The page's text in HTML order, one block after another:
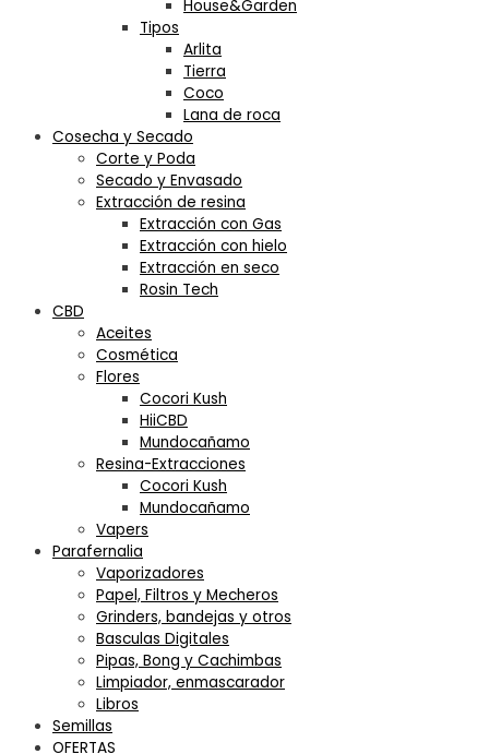
House&Garden
Tipos
Arlita
Tierra
Coco
Lana de roca
Cosecha y Secado
Corte y Poda
Secado y Envasado
Extracción de resina
Extracción con Gas
Extracción con hielo
Extracción en seco
Rosin Tech
CBD
Aceites
Cosmética
Flores
Cocori Kush
HiiCBD
Mundocañamo
Resina-Extracciones
Cocori Kush
Mundocañamo
Vapers
Parafernalia
Vaporizadores
Papel, Filtros y Mecheros
Grinders, bandejas y otros
Basculas Digitales
Pipas, Bong y Cachimbas
Limpiador, enmascarador
Libros
Semillas
OFERTAS